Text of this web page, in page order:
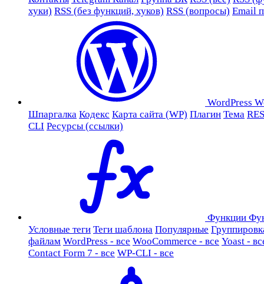
хуки) RSS (без функций, хуков) RSS (вопросы) Email
WordPress
Шпаргалка Кодекс Карта сайта (WP) Плагин Тема
CLI Ресурсы (ссылки)
Функции
Условные теги Теги шаблона Популярные
файлам WordPress - все WooCommerce - все Yoast -
Contact Form 7 - все WP-CLI - все